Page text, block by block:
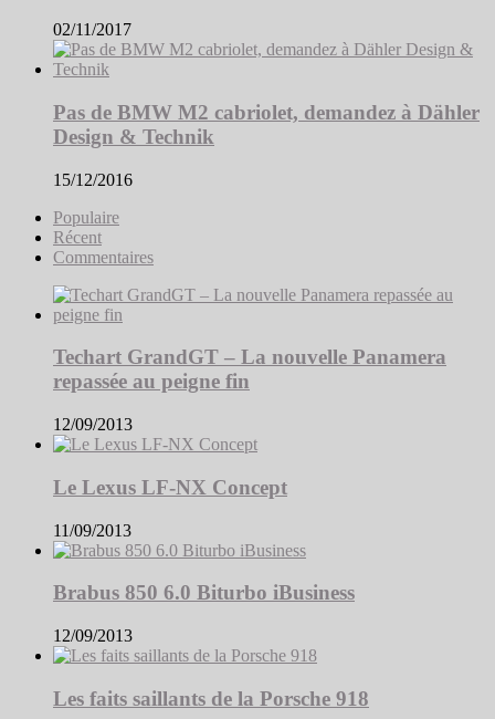
02/11/2017
Pas de BMW M2 cabriolet, demandez à Dähler
Design & Technik
15/12/2016
Populaire
Récent
Commentaires
Techart GrandGT – La nouvelle Panamera
repassée au peigne fin
12/09/2013
Le Lexus LF-NX Concept
11/09/2013
Brabus 850 6.0 Biturbo iBusiness
12/09/2013
Les faits saillants de la Porsche 918